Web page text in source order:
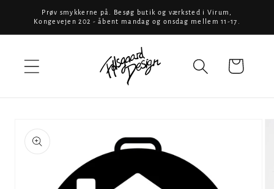
Gå til
indhold
Prøv smykkerne på. Besøg butik og værksted i Virum,
Kongevejen 202 - åbent mandag og onsdag mellem 11-17.
Indkøbskurv